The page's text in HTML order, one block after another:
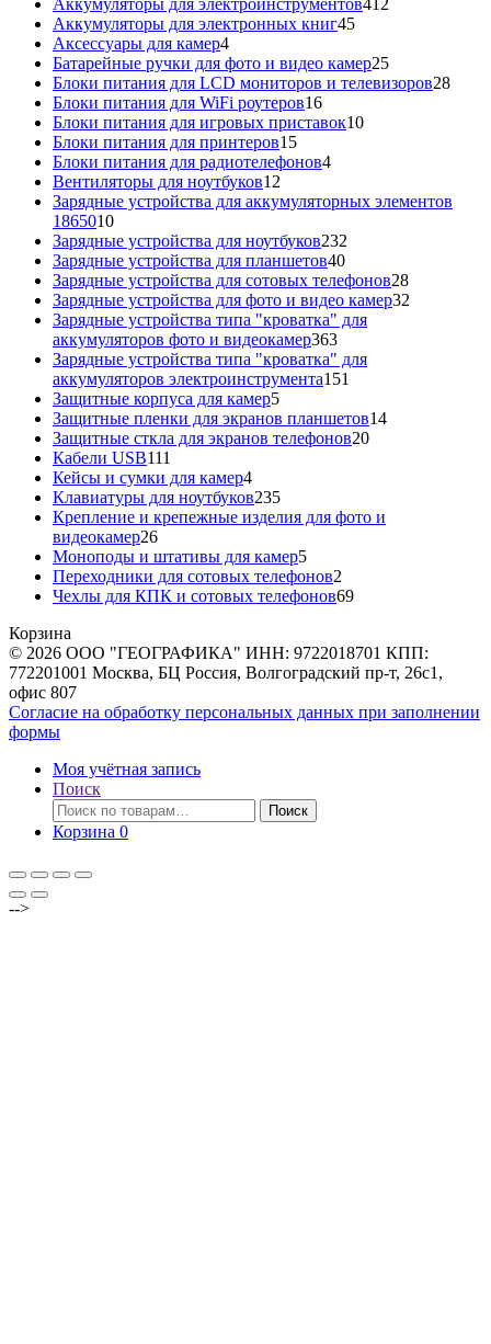
Аккумуляторы для электроинструментов412
Аккумуляторы для электронных книг4545
Аксессуары для камер44
товара
Батарейные ручки для фото и видео камер2525
товаров
Блоки питания для LCD мониторов и телевизоров2828
Блоки питания для WiFi роутеров1616
товаров
Блоки питания для игровых приставок1010
Блоки питания для принтеров1515
товаров
Блоки питания для радиотелефонов44
Вентиляторы для ноутбуков12
товаров
Зарядные устройства для аккумуляторных элементов
186501010
товаров
Зарядные устройства для ноутбуков232
Зарядные устройства для планшетов4040
товаров
Зарядные устройства для сотовых телефонов2828
товаров
Зарядные устройства для фото и видео камер32
Зарядные устройства типа "кроватка" для
аккумуляторов фото и видеокамер363363
товара
Зарядные устройства типа "кроватка" для
аккумуляторов электроинструмента151
Защитные корпуса для камер55
товаров
Защитные пленки для экранов планшетов1414
Защитные сткла для экранов телефонов2020
Кабели USB111
товаров
Кейсы и сумки для камер44
товара
Клавиатуры для ноутбуков235235
товаров
Крепление и крепежные изделия для фото и
видеокамер2626
товаров
Моноподы и штативы для камер55
товаров
Переходники для сотовых телефонов2
товара
Чехлы для КПК и сотовых телефонов6969
Корзина
© 2026 ООО "ГЕОГРАФИКА" ИНН: 9722018701 КПП:
772201001 Москва, БЦ Россия, Волгоградский пр-т, 26с1,
офис 807
Согласие на обработку персональных данных при заполнении
формы
Моя учётная запись
Поиск
Искать:
Поиск
Корзина 0
-->